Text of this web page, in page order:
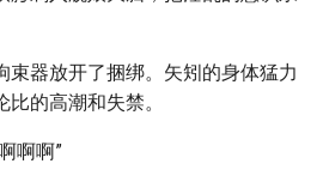
束器放开了捆绑。矢矧的身体猛力
的高潮和失禁。
啊啊”